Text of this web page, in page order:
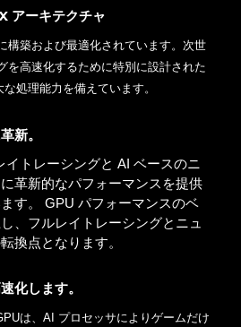
ーキテクチャ
構築および最適化されています。次世
を高速化するために特別に設計された
処理能力を備えています。
新。
イトレーシングと AI ベースのニ
革新的なパフォーマンスを提供
す。 GPU パフォーマンスのベ
、フルレイトレーシングとニュ
換点となります。
化します。
は、AI プロセッサによりゲームだけ